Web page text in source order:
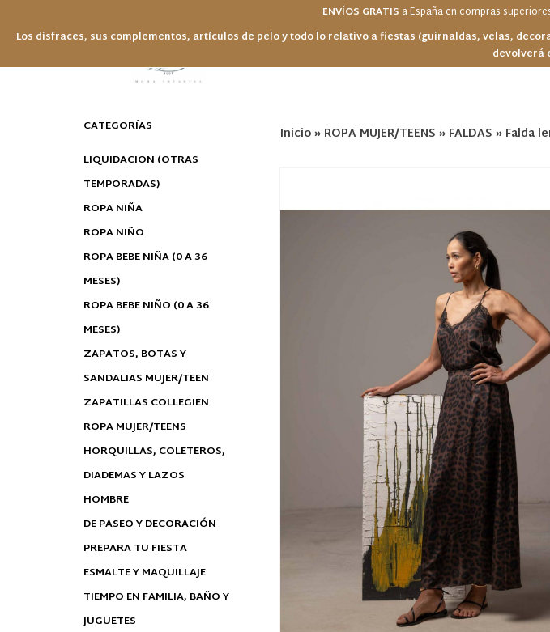
ENVÍOS GRATIS a España en compras
Los disfraces, sus complementos, artículos de pelo y todo lo relativo a fiestas (guirnaldas, velas,
devolverá
CATEGORÍAS
LIQUIDACION (OTRAS
TEMPORADAS)
ROPA NIÑA
ROPA NIÑO
ROPA BEBE NIÑA (0 A 36
MESES)
ROPA BEBE NIÑO (0 A 36
MESES)
ZAPATOS, BOTAS Y
SANDALIAS MUJER/TEEN
ZAPATILLAS COLLEGIEN
ROPA MUJER/TEENS
HORQUILLAS, COLETEROS,
DIADEMAS Y LAZOS
HOMBRE
DE PASEO Y DECORACIÓN
PREPARA TU FIESTA
ESMALTE Y MAQUILLAJE
TIEMPO EN FAMILIA, BAÑO Y
JUGUETES
Inicio» ROPA MUJER/TEENS » FALDAS » Falda